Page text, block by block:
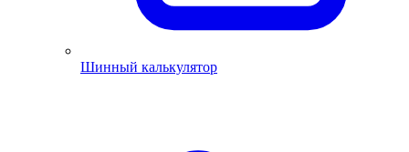
Шинный калькулятор